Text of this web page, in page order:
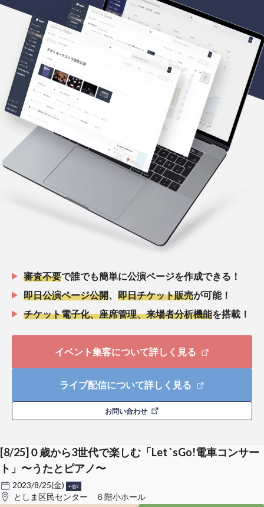
審査不要で誰でも簡単に公演ページを作成できる！
即日公演ページ公開
即日チケット販売が可能！
チケット電子化、座席管理、来場者分析機能を搭載！
イベント集客について詳しく見る
ライブ配信について詳しく見る
お問い合わせ
[8/25]０歳から3世代で楽しむ「Let `sGo!電車コンサー
ト」〜うたとピアノ〜
2023/8/25(金) +他2
としま区民センター ６階小ホール